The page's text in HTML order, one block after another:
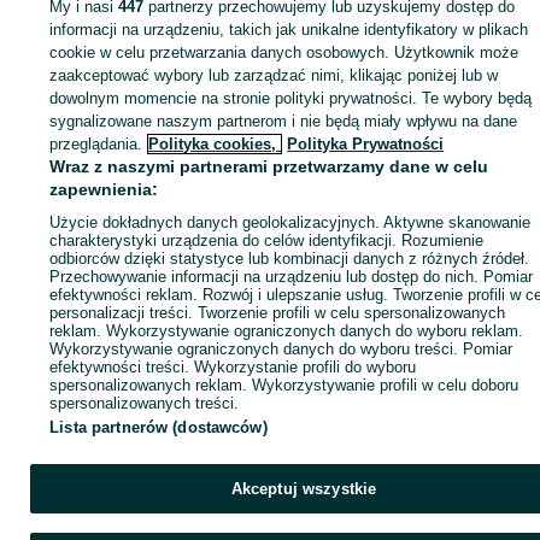
KATEGORIA
ID:1065734228 Wyświetlenia:
My i nasi447 partnerzy przechowujemy lub uzyskujemy dostęp do
informacji na urządzeniu, takich jak unikalne identyfikatory w plikach
cookie w celu przetwarzania danych osobowych. Użytkownik może
zaakceptować wybory lub zarządzać nimi, klikając poniżej lub w
dowolnym momencie na stronie polityki prywatności. Te wybory będą
sygnalizowane naszym partnerom i nie będą miały wpływu na dane
przeglądania. Polityka cookies, Polityka Prywatności
Wraz z naszymi partnerami przetwarzamy dane w celu
zapewnienia:
Użycie dokładnych danych geolokalizacyjnych. Aktywne skanowanie
charakterystyki urządzenia do celów identyfikacji. Rozumienie
odbiorców dzięki statystyce lub kombinacji danych z różnych źródeł.
Przechowywanie informacji na urządzeniu lub dostęp do nich. Pomiar
efektywności reklam. Rozwój i ulepszanie usług. Tworzenie profili w
personalizacji treści. Tworzenie profili w celu spersonalizowanych
reklam. Wykorzystywanie ograniczonych danych do wyboru reklam.
Wykorzystywanie ograniczonych danych do wyboru treści. Pomiar
efektywności treści. Wykorzystanie profili do wyboru
spersonalizowanych reklam. Wykorzystywanie profili w celu doboru
spersonalizowanych treści.
Lista partnerów (dostawców)
Akceptuj wszystkie